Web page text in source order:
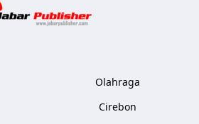
Olahraga
Cirebon